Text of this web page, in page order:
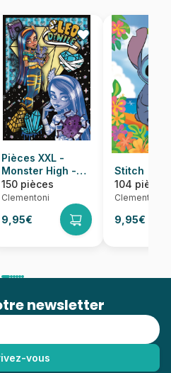
Pièces XXL -
Monster High -
Frankie Stein
150 pièces
Clementoni
9,95€
Stitch
104 pièces
Clementoni
9,95€
newsletter